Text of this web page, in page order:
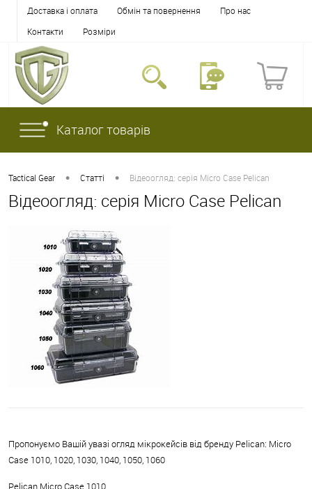
Доставка і оплата Обмін та повернення
Про нас
Контакти
Розміри
Каталог товарів
Tactical Gear • Статті • Відеоогляд: серія Micro Case Pelican
Відеоогляд: серія Micro Case Pelican
Пропонуємо Вашій увазі огляд мікрокейсів від бренду Pelican: Micro
Case 1010, 1020, 1030, 1040, 1050, 1060
Pelican Micro Case 1010